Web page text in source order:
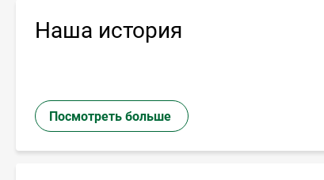
Наша история
Посмотреть больше